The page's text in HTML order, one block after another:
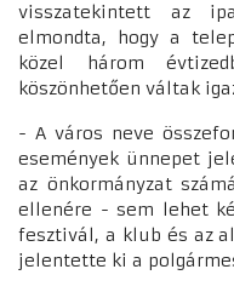
visszatekintett az
elmondta, hogy a
közel három
köszönhetően váltak
- A város neve
események ünnepet
az önkormányzat
ellenére - sem lehet
fesztivál, a klub és az
jelentette ki a